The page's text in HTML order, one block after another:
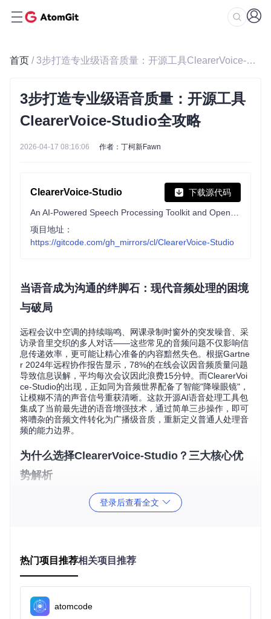
首页 / 3步打造专业级语音质量：开源工具ClearerVoice-Studio全攻略
3步打造专业级语音质量：开源工具
ClearerVoice-Studio全攻略
2026-04-17 08:16:06 作者：丁柯新Fawn
ClearerVoice-Studio 下载源代码
项目地址：
https://gitcode.com/gh_mirrors/cl/ClearerVoice-Studio
当语音成为沟通的绊脚石：现代音频处理的困境
与破局
远程会议中空调的持续嗡鸣、网课录制时窗外的突发噪音、采
访录音里交织的多人对话——这些常见的音频问题不仅影响信
息传递效率，更可能让精心准备的内容黯然失色。根据Gartne
r 2024年远程协作报告显示，78%的在线会议因音频质量问题
导致信息误解，平均每次会议因此浪费15分钟。而ClearerVoi
ce-Studio的出现，正如同为音频世界配备了智能"降噪眼镜"，
让模糊不清的声音信号重获清晰。这款开源AI语音处理工具包
集成了当前最先进的语音增强技术，通过简单三步操作，即可
将嘈杂的音频文件转化为广播级音质，重新定义普通人处理音
频的能力边界。
为什么选择ClearerVoice-Studio？三大核心优
势解析
在众多音频处理工具中，ClearerVoice-Studio如同一位全能的
音频医生，既具备专业级的诊断能力，又拥有平易近人的操作
已针对不同场景优化了多种模型参数，用户无需深度学习背景
也能获得专业效果；最后是高度可扩展性
者根据特定需求定制模型，形成良性迭代的技术生态。这些特
性共同构成了ClearerVoice-Studio的独特价值主张——让专业
语音处理技术走出实验室，成为每个人都能掌握的日常工具。
登录后查看全文
热门项目推荐相关项目推荐
atomcode